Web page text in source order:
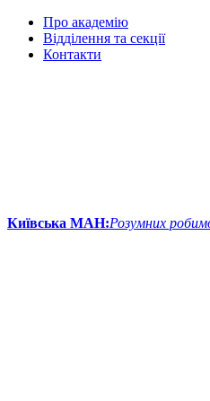
Про академію
Відділення та секції
Контакти
Київська МАН:Розумних